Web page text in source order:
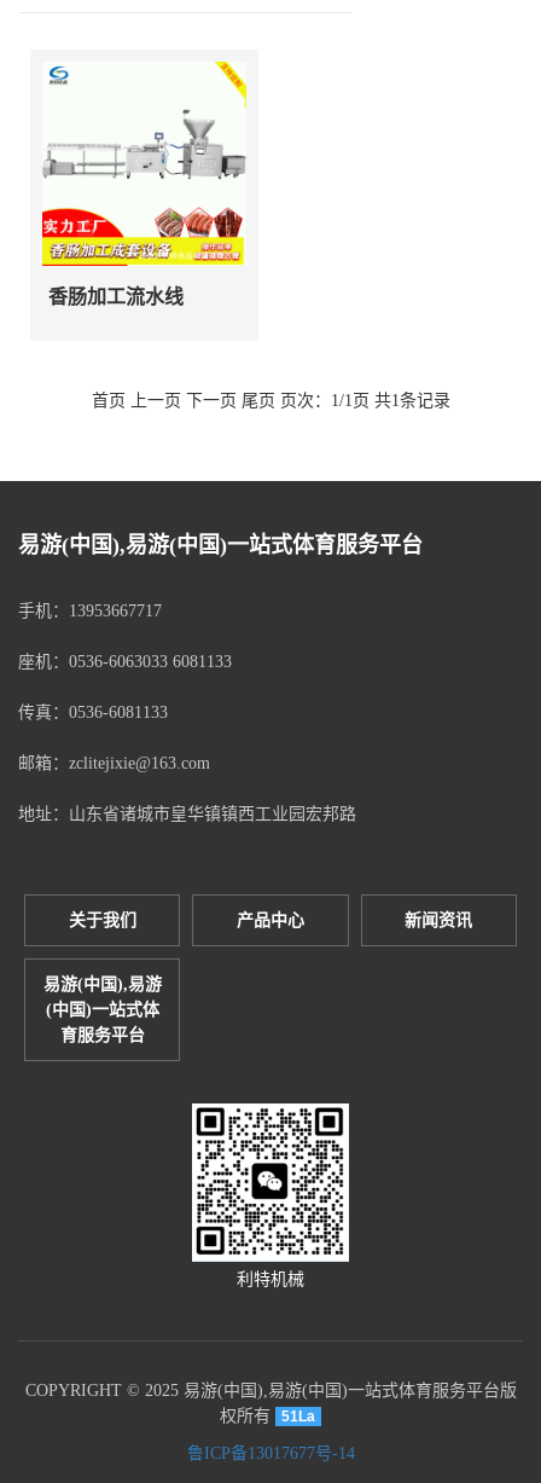
香肠加工流水线
首页 上一页 下一页 尾页 页次：1/1页 共1条记录
易游(中国),易游(中国)一站式体育服务平台
手机：13953667717
座机：0536-6063033 6081133
传真：0536-6081133
邮箱：zclitejixie@163.com
地址：山东省诸城市皇华镇镇西工业园宏邦路
关于我们 产品中心 新闻资讯
易游(中国),易游
(中国)一站式体
育服务平台
利特机械
COPYRIGHT © 2025 易游(中国),易游(中国)一站式体育服务平台版
权所有
51La
鲁ICP备13017677号-14